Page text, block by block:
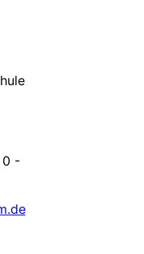
0 -